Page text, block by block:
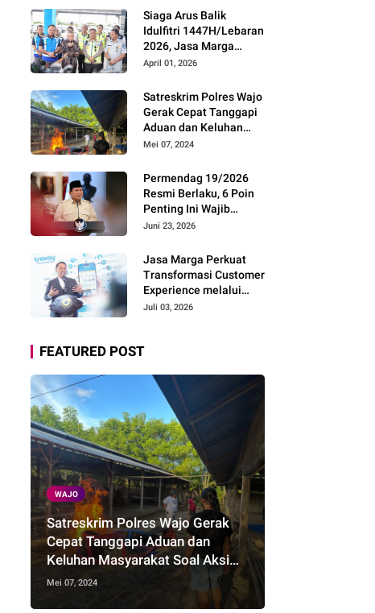
Keamanan dan
Kenyamanan
Perjalanan
Siaga Arus Balik
Idulfitri 1447H/Lebaran
2026, Jasa Marga
Pastikan Kesiapan
Pemudik Gunakan Rest
Area Alternatif
April 01, 2026
Satreskrim Polres Wajo
Gerak Cepat Tanggapi
Aduan dan Keluhan
Masyarakat Soal Aksi
Mei 07, 2024
Permendag 19/2026
Resmi Berlaku, 6 Poin
Penting Ini Wajib
Diketahui Pengusaha
Juni 23, 2026
Jasa Marga Perkuat
Transformasi Customer
Experience melalui
Expert Sharing Session
Juli 03, 2026
FEATURED POST
WAJO
Satreskrim Polres Wajo Gerak
Cepat Tanggapi Aduan dan
Keluhan Masyarakat Soal Aksi
Perjudian
Mei 07, 2024